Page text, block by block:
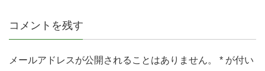
コメントを残す
メールアドレスが公開されることはありません。 * が付い